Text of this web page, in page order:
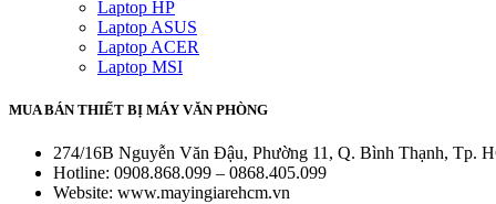
Laptop HP
Laptop ASUS
Laptop ACER
Laptop MSI
MUA BÁN THIẾT BỊ MÁY VĂN PHÒNG
274/16B Nguyễn Văn Đậu, Phường 11, Q. Bình Thạnh, Tp.
Hotline: 0908.868.099 – 0868.405.099
Website: www.mayingiarehcm.vn